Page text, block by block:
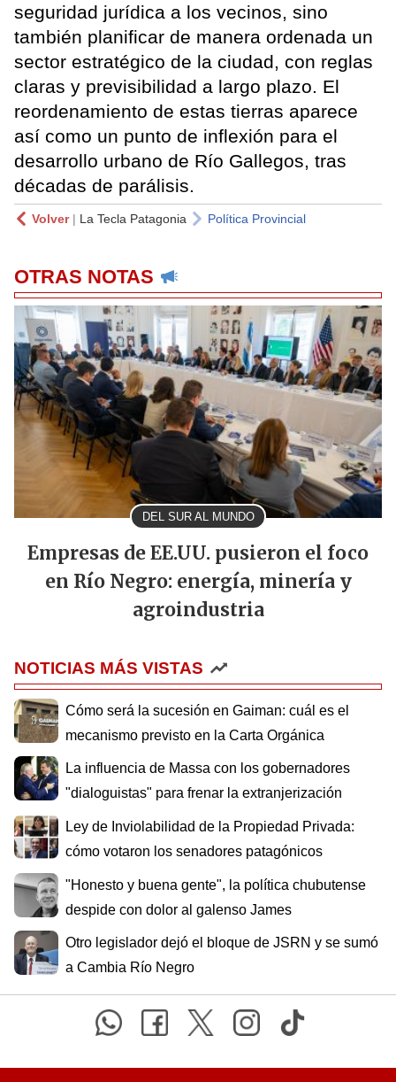
seguridad jurídica a los vecinos, sino
también planificar de manera ordenada un
sector estratégico de la ciudad, con reglas
claras y previsibilidad a largo plazo. El
reordenamiento de estas tierras aparece
así como un punto de inflexión para el
desarrollo urbano de Río Gallegos, tras
décadas de parálisis.
Volver| La Tecla Patagonia Política Provincial
OTRAS NOTAS
DEL SUR AL MUNDO
Empresas de EE.UU. pusieron el foco
en Río Negro: energía, minería y
agroindustria
NOTICIAS MÁS VISTAS
Cómo será la sucesión en Gaiman: cuál es el
mecanismo previsto en la Carta Orgánica
La influencia de Massa con los gobernadores
"dialoguistas" para frenar la extranjerización
Ley de Inviolabilidad de la Propiedad Privada:
cómo votaron los senadores patagónicos
"Honesto y buena gente", la política chubutense
despide con dolor al galenso James
Otro legislador dejó el bloque de JSRN y se sumó
a Cambia Río Negro